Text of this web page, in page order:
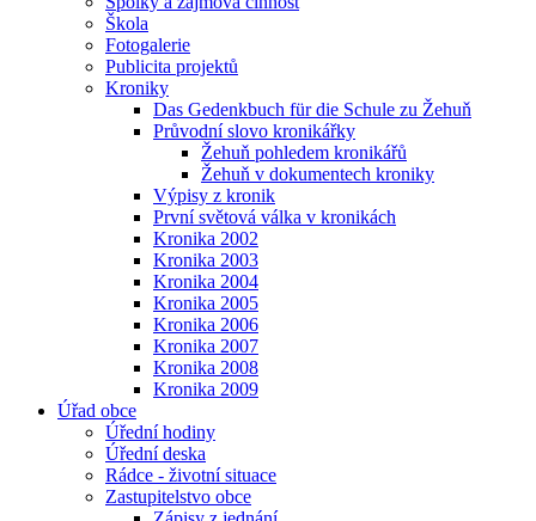
Škola
Fotogalerie
Publicita projektů
Kroniky
Das Gedenkbuch für die Schule zu Žehuň
Průvodní slovo kronikářky
Žehuň pohledem kronikářů
Žehuň v dokumentech kroniky
Výpisy z kronik
První světová válka v kronikách
Kronika 2002
Kronika 2003
Kronika 2004
Kronika 2005
Kronika 2006
Kronika 2007
Kronika 2008
Kronika 2009
Úřad obce
Úřední hodiny
Úřední deska
Rádce - životní situace
Zastupitelstvo obce